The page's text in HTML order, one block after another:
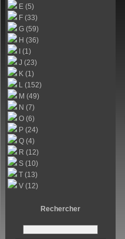
E (5)
F (33)
G (59)
H (36)
I (1)
J (23)
K (1)
L (152)
M (49)
N (7)
O (6)
P (24)
Q (4)
R (12)
S (10)
T (13)
V (12)
Rechercher